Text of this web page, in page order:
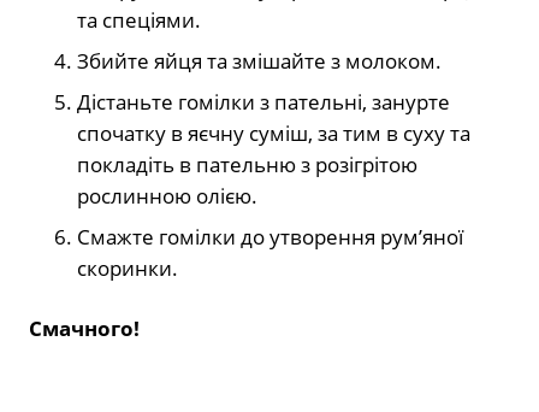
та спеціями.
Збийте яйця та змішайте з молоком.
Дістаньте гомілки з пательні, занурте
спочатку в яєчну суміш, за тим в суху та
покладіть в пательню з розігрітою
рослинною олією.
Смажте гомілки до утворення рум’яної
скоринки.
Смачного!